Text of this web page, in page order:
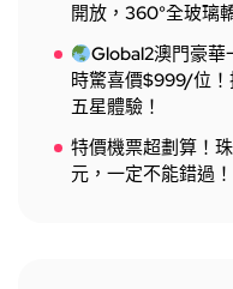
開放，360°全玻璃
Global2澳門豪
時驚喜價$999/位
五星體驗！
特價機票超劃算！
元，一定不能錯過！